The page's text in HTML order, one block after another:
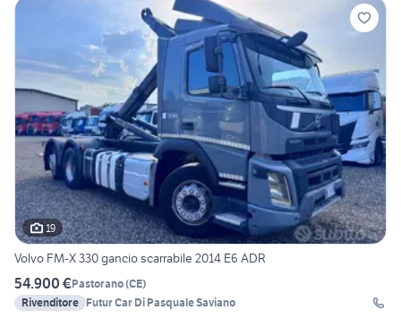
19
Volvo FM-X 330 gancio scarrabile 2014 E6 ADR
54.900 €Pastorano(CE)
Rivenditore Futur Car Di Pasquale Saviano